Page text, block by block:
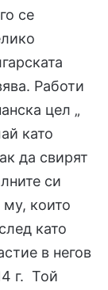
се
Работи
цел „
като
да свирят
си
които
като
в негов
г. Той